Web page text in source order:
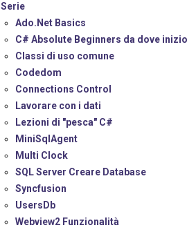
Serie
Ado.Net Basics
C# Absolute Beginners da dove inizio
Classi di uso comune
Codedom
Connections Control
Lavorare con i dati
Lezioni di "pesca" C#
MiniSqlAgent
Multi Clock
SQL Server Creare Database
Syncfusion
UsersDb
Webview2 Funzionalità